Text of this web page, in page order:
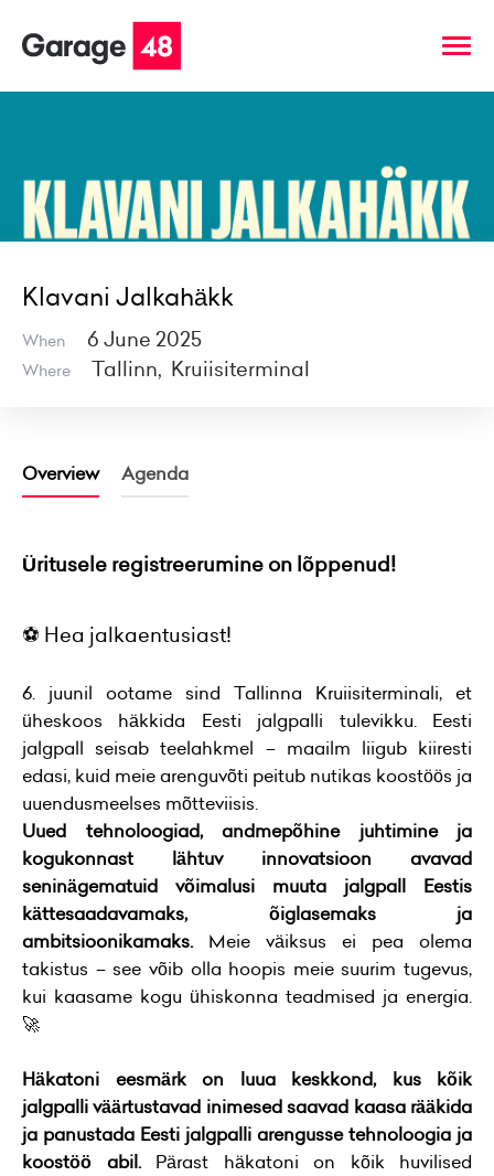
Klavani Jalkahäkk
When 6 June 2025
Where Tallinn, Kruiisiterminal
Overview Agenda
Üritusele registreerumine on lõppenud!
⚽ Hea jalkaentusiast!
6. juunil ootame sind Tallinna Kruiisiterminali, et
üheskoos häkkida Eesti jalgpalli tulevikku. Eesti
jalgpall seisab teelahkmel – maailm liigub kiiresti
edasi, kuid meie arenguvõti peitub nutikas koostöös ja
uuendusmeelses mõtteviisis.
Uued tehnoloogiad, andmepõhine juhtimine ja
kogukonnast lähtuv innovatsioon avavad
seninägematuid võimalusi muuta jalgpall Eestis
kättesaadavamaks, õiglasemaks ja
ambitsioonikamaks. Meie väiksus ei pea olema
takistus – see võib olla hoopis meie suurim tugevus,
kui kaasame kogu ühiskonna teadmised ja energia.
🚀
Häkatoni eesmärk on luua keskkond, kus kõik
jalgpalli väärtustavad inimesed saavad kaasa rääkida
ja panustada Eesti jalgpalli arengusse tehnoloogia ja
koostöö abil.Pärast häkatoni on kõik huvilised